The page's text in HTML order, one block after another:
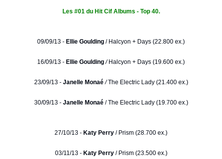
Les #01 du Hit Cif Albums - Top 40.
09/09/13 - Ellie Goulding / Halcyon + Days (22.800 ex.)
16/09/13 - Ellie Goulding /Halcyon + Days (19.600 ex.)
23/09/13 - Janelle Monaé /The Electric Lady (21.400 ex.)
30/09/13 - Janelle Monaé/ The Electric Lady (19.700 ex.)
27/10/13 - Katy Perry / Prism (28.700 ex.)
03/11/13 - Katy Perry/ Prism (23.500 ex.)